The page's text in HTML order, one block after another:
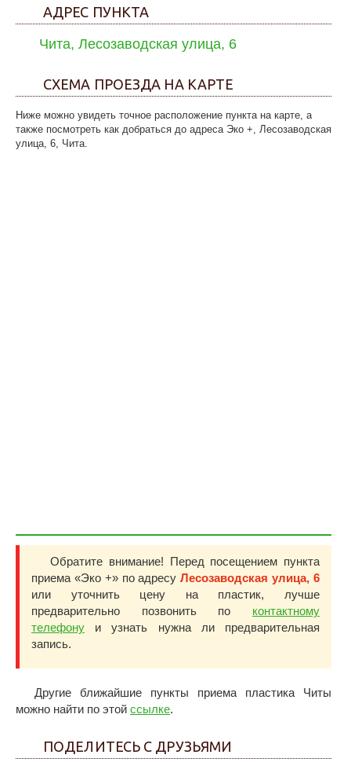
АДРЕС ПУНКТА
Чита, Лесозаводская улица, 6
СХЕМА ПРОЕЗДА НА КАРТЕ
Ниже можно увидеть точное расположение пункта на карте, а
также посмотреть как добраться до адреса Эко +, Лесозаводская
улица, 6, Чита.
Обратите внимание! Перед посещением пункта
приема «Эко +» по адресуЛесозаводская улица, 6
или уточнить цену на пластик, лучше
предварительно позвонить по контактному
телефону и узнать нужна ли предварительная
запись.
Другие ближайшие пункты приема пластика Читы
можно найти по этой ссылке.
ПОДЕЛИТЕСЬ С ДРУЗЬЯМИ